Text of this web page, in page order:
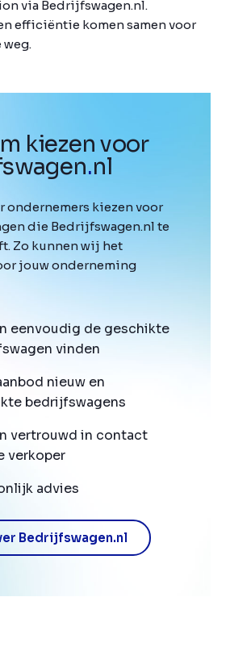
via Bedrijfswagen.nl.
efficiëntie komen samen voor
kiezen voor
.nl
ondernemers kiezen voor
die Bedrijfswagen.nl te
Zo kunnen wij het
jouw onderneming
eenvoudig de geschikte
vinden
nieuw en
bedrijfswagens
vertrouwd in contact
verkoper
advies
Bedrijfswagen.nl